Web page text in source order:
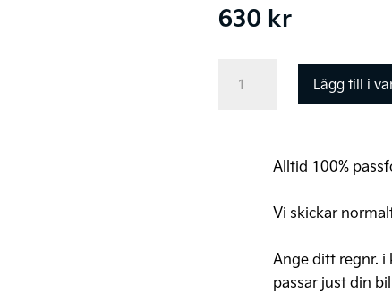
630 kr
Lägg till i
Alltid 100%
Vi skickar
Ange ditt regnr. i
passar just din bil